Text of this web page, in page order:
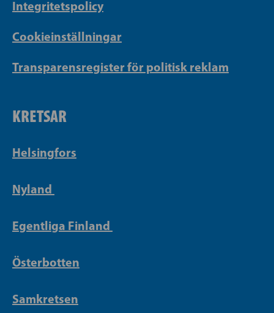
Integritetspolicy
Cookieinställningar
Transparensregister för politisk reklam
KRETSAR
Helsingfors
Nyland
Egentliga Finland
Österbotten
Samkretsen